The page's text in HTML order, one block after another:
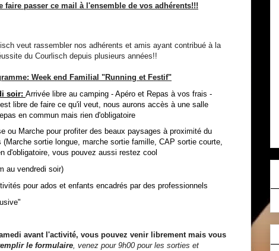
faire passer ce mail à l'ensemble de vos adhérents!!!
veut rassembler nos adhérents et amis ayant contribué à la
du Courlisch depuis plusieurs années!!
Week end Familial "Running et Festif"
soir: Arrivée libre au camping - Apéro et Repas à vos frais -
libre de faire ce qu'il veut, nous aurons accès à une salle
en commun mais rien d'obligatoire
ou Marche pour profiter des beaux paysages à proximité du
sortie longue, marche sortie famille, CAP sortie courte,
d'obligatoire, vous pouvez aussi restez cool
au vendredi soir)
pour ados et enfants encadrés par des professionnels
avant l'activité, vous pouvez venir librement mais vous
le formulaire, venez pour 9h00 pour les sorties et